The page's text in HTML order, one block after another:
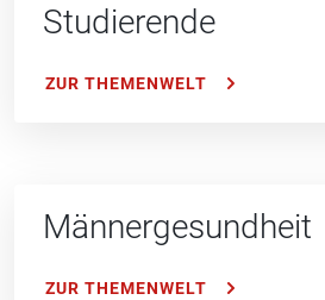
Studierende
ZUR THEMENWELT
Männer­gesundheit
ZUR THEMENWELT